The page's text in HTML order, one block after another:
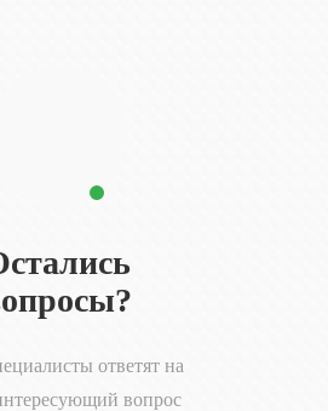
ответят на
вопрос